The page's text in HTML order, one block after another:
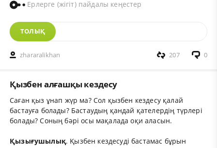
Ерлерге (жігіт) пайдалы кеңестер
ТОЛЫҚ
zhararalikhan 0
207
Қызбен алғашқы кездесу
Саған қыз ұнап жүр ма? Сол қызбен кездесу қалай
бастауға болады? Бастаудың қандай қателердің түрлері
болады? Соның бәрі осы мақалада оқи аласын.
Қызығушылық. Қызбен кездесуді бастамас бұрын